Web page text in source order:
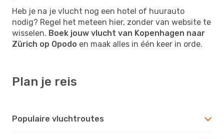
Heb je na je vlucht nog een hotel of huurauto
nodig? Regel het meteen hier, zonder van website te
wisselen. Boek jouw vlucht van Kopenhagen naar
Zürich op Opodo en maak alles in één keer in orde.
Plan je reis
Populaire vluchtroutes